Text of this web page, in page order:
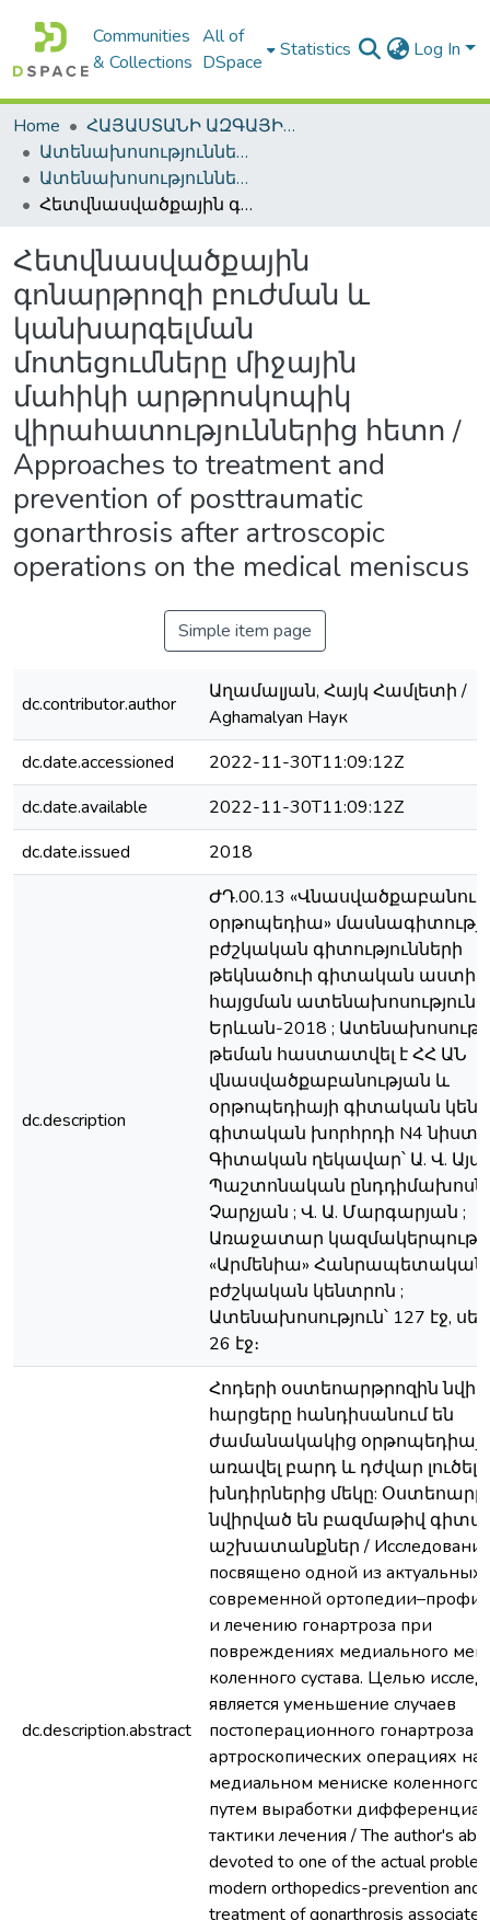
Communities
& Collections
All of
DSpace
Statistics Log In
Home
ՀԱՅԱՍՏԱՆԻ ԱԶԳԱՅԻՆ ԳՐԱԴԱՐԱՆԻ ԹՎԱՅԻՆ ՊԱՀՈՑ / DIGITAL REPOSITORY OF NLA
Ատենախոսություններ և սեղմագրեր / Theses & Abstracts
Ատենախոսություններ և սեղմագրեր / Theses & Abstracts
Հետվնասվածքային գոնարթրոզի բուժման և կանխարգելման մոտեցումները միջային մահիկի արթրոսկոպիկ վիրահատություններից հետո / Approaches to treatment and prevention of posttraumatic gonarthrosis after artroscopic operations on the medical meniscus
Հետվնասվածքային
գոնարթրոզի բուժման և
կանխարգելման
մոտեցումները միջային
մահիկի արթրոսկոպիկ
վիրահատություններից հետո /
Approaches to treatment and
prevention of posttraumatic
gonarthrosis after artroscopic
operations on the medical meniscus
Simple item page
dc.contributor.author
Աղամալյան, Հայկ Համլետի /
Aghamalyan Наyк
dc.date.accessioned
2022-11-30T11:09:12Z
dc.date.available
2022-11-30T11:09:12Z
dc.date.issued
2018
dc.description
ԺԴ.00.13
օրթոպեդիա»
բժշկական գիտությունների
թեկնածուի գիտական
հայցման ատենախոսություն ;
Երևան-2018 ;
թեման հաստատվել է ՀՀ ԱՆ
վնասվածքաբանության և
օրթոպեդիայի գիտական
գիտական խորհրդի N4
Գիտական ղեկավար՝ Ա. Վ.
Պաշտոնական
Չարչյան ; Վ. Ա. Մարգարյան ;
Առաջատար
«Արմենիա» Հանրապետական
բժշկական կենտրոն ;
Ատենախոսություն՝ 127 էջ,
26 էջ։
dc.description.abstract
Հոդերի օստեոարթրոզին
հարցերը հանդիսանում են
ժամանակակից օրթոպեդիայի
առավել բարդ և դժվար լուծելի
խնդիրներից մեկը:
նվիրված են բազմաթիվ
աշխատանքներ /
посвящено одной из актуальных
современной
и лечению гонартроза при
повреждениях медиального
коленного сустава. Целью
является уменьшение случаев
постоперационного гонартроза
артроскопических операциях на
медиальном мениске коленного
путем выработки
тактики лечения / The author's
devoted to one of the actual
modern orthopedics-prevention and
treatment of gonarthrosis